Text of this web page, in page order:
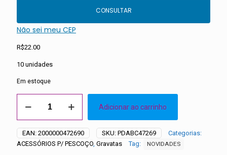
CONSULTAR
Não sei meu CEP
R$22.00
10 unidades
Em estoque
Feltro
Ursinho
Pooh
-
Adicionar ao carrinho
EAN: 2000000472690 SKU: PDABC47269
Categorias:
ACESSÓRIOS P/ PESCOÇO Gravatas Tag: NOVIDADES